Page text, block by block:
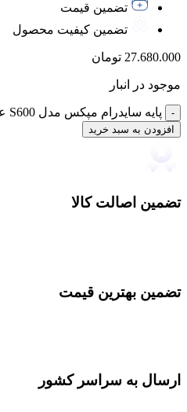
تضمین قیمت
تضمین کیفیت محصول
27.680.000 تومان
موجود در انبار
پایه سایدرام مپکس مدل S600 عدد
افزودن به سبد خرید
تضمین اصالت کالا
تضمین بهترین قیمت
ارسال به سراسر کشور